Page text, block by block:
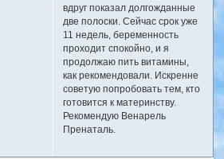
вдруг показал долгожданные
две полоски. Сейчас срок уже
11 недель, беременность
проходит спокойно, и я
продолжаю пить витамины,
как рекомендовали. Искренне
советую попробовать тем, кто
готовится к материнству.
Рекомендую Венарель
Пренаталь.